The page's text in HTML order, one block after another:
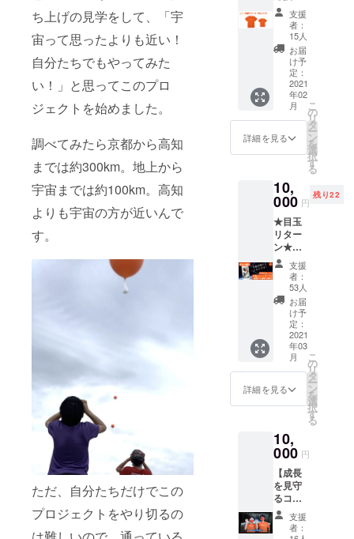
ち上げの見学をして、「宇
宙って思ったよりも近い！
自分たちでもやってみた
い！」と思ってこのプロ
ジェクトを始めました。
調べてみたら京都から高知
までは約300km。地上から
宇宙までは約100km。高知
よりも宇宙の方が近いんで
す。
ただ、自分たちだけでこの
プロジェクトをやり切るの
シャツ
（オレ
ンジ）
140~XL
】 THE
宇宙少
年ズオ
リジナ
ルデザ
インの
100枚限
定オレ
をお送
りしま
す。
支援
者：
15人
お届
け予
定：
2021
年02
月
詳細を見る
こ
の
リ
タ
ー
ン
を
選
択
す
る
10,
000 円
残り22
★目玉
リター
ン★
【75枠
限定：
宇宙人
にメッ
セージ
を配信
する権
利10秒
分】 ※1
枠を複
数人で
利用す
です。
塾とか
学童と
かでも
使って
くださ
い。 宇
宙人っ
支援
者：
53人
お届
け予
定：
2021
年03
月
詳細を見る
こ
の
リ
タ
ー
ン
を
選
択
す
る
10,
000 円
【成長
を見守
るコー
ス：毎
月の限
定生配
支援
者：